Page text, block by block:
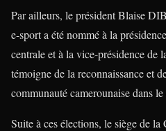
Par ailleurs, le président Blaise
e-sport a été nommé à la
centrale et à la vice-présidence de
témoigne de la reconnaissance et
communauté camerounaise dans
Suite à ces élections, le siège de